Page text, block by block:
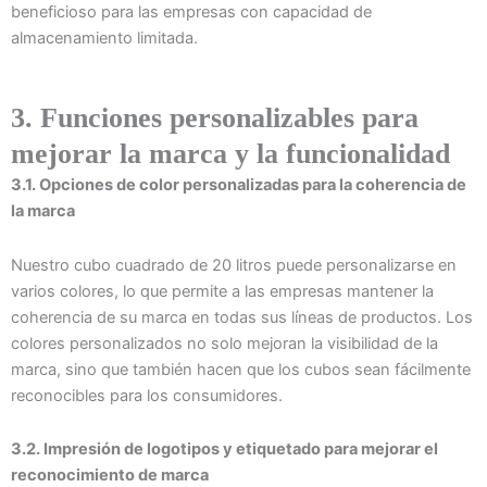
beneficioso para las empresas con capacidad de
almacenamiento limitada.
3. Funciones personalizables para
mejorar la marca y la funcionalidad
3.1. Opciones de color personalizadas para la coherencia de
la marca
Nuestro cubo cuadrado de 20 litros puede personalizarse en
varios colores, lo que permite a las empresas mantener la
coherencia de su marca en todas sus líneas de productos. Los
colores personalizados no solo mejoran la visibilidad de la
marca, sino que también hacen que los cubos sean fácilmente
reconocibles para los consumidores.
3.2. Impresión de logotipos y etiquetado para mejorar el
reconocimiento de marca